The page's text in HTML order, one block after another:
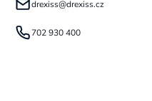
drexiss@drexiss.cz
702 930 400